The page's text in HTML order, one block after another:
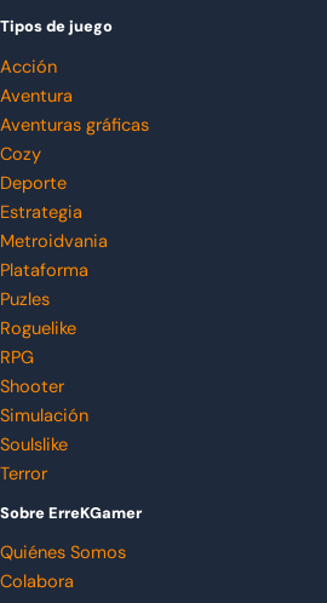
Tipos de juego
Acción
Aventura
Aventuras gráficas
Cozy
Deporte
Estrategia
Metroidvania
Plataforma
Puzles
Roguelike
RPG
Shooter
Simulación
Soulslike
Terror
Sobre ErreKGamer
Quiénes Somos
Colabora